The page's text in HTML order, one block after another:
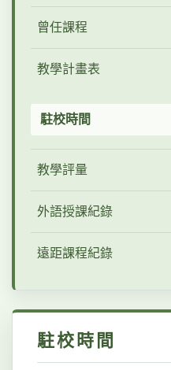
曾任課程
教學計畫表
駐校時間
教學評量
外語授課紀錄
遠距課程紀錄
駐校時間